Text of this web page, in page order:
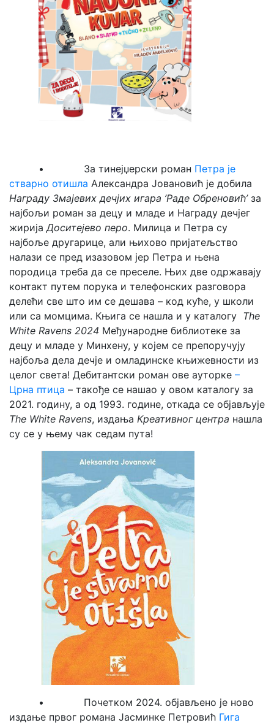
• За тинејџерски роман Петра је
стварно отишла Александра Јовановић је добила
Награду Змајевих дечјих игара ’Раде Обреновић’за
најбољи роман за децу и младе и Награду дечјег
жирија Доситејево перо. Милица и Петра су
најбоље другарице, али њихово пријатељство
налази се пред изазовом јер Петра и њена
породица треба да се преселе. Њих две одржавају
контакт путем порука и телефонских разговора
делећи све што им се дешава – код куће, у школи
или са момцима. Књига се нашла и у каталогу The
White Ravens 2024 Међународне библиотеке за
децу и младе у Минхену, у којем се препоручују
најбоља дела дечје и омладинске књижевности из
целог света! Дебитантски роман ове ауторке –
Црна птица – такође се нашао у овом каталогу за
2021. годину, а од 1993. године, откада се објављује
The White Ravens, издања Креативног центра нашла
су се у њему чак седам пута!
• Почетком 2024. објављено је ново
издање првог романа Јасминке Петровић Гига